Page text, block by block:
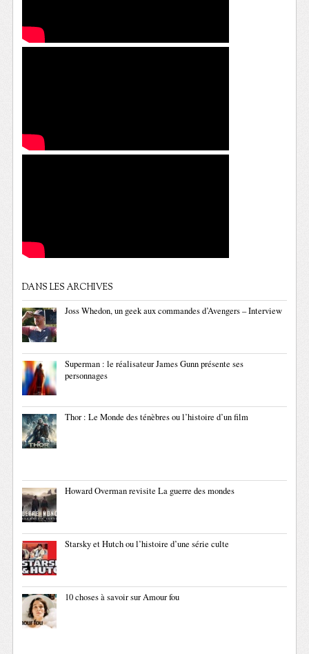
DANS LES ARCHIVES
Joss Whedon, un geek aux commandes d’Avengers – Interview
Superman : le réalisateur James Gunn présente ses
personnages
Thor : Le Monde des ténèbres ou l’histoire d’un film
Howard Overman revisite La guerre des mondes
Starsky et Hutch ou l’histoire d’une série culte
10 choses à savoir sur Amour fou